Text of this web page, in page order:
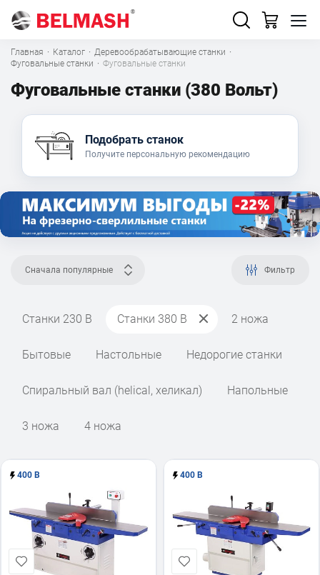
Главная · Каталог · Деревообрабатывающие станки ·
Фуговальные станки · Фуговальные станки
Фуговальные станки (380 Вольт)
Подобрать станок
Получите персональную рекомендацию
Сначала популярные Фильтр
Станки 230 В Станки 380 В 2 ножа
Бытовые Настольные Недорогие станки
Спиральный вал (helical, хеликал) Напольные
3 ножа 4 ножа
400 В 400 В